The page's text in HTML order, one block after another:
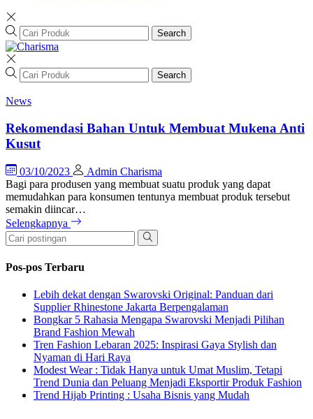
Search
Search
News
Rekomendasi Bahan Untuk Membuat Mukena Anti
Kusut
03/10/2023
Admin Charisma
Bagi para produsen yang membuat suatu produk yang dapat
memudahkan para konsumen tentunya membuat produk tersebut
semakin diincar…
Selengkapnya
Pos-pos Terbaru
Lebih dekat dengan Swarovski Original: Panduan dari
Supplier Rhinestone Jakarta Berpengalaman
Bongkar 5 Rahasia Mengapa Swarovski Menjadi Pilihan
Brand Fashion Mewah
Tren Fashion Lebaran 2025: Inspirasi Gaya Stylish dan
Nyaman di Hari Raya
Modest Wear : Tidak Hanya untuk Umat Muslim, Tetapi
Trend Dunia dan Peluang Menjadi Eksportir Produk Fashion
Trend Hijab Printing : Usaha Bisnis yang Mudah